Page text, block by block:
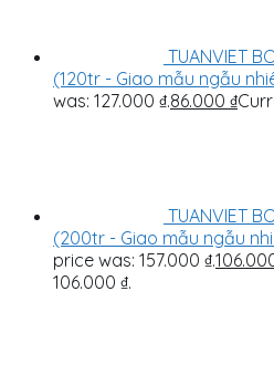
TUANVIET
(120tr - Giao mẫu ngẫu
was: 127.000 ₫.86.000 ₫
TUANVIET
(200tr - Giao mẫu ngẫu
price was: 157.000 ₫.
106.000 ₫.